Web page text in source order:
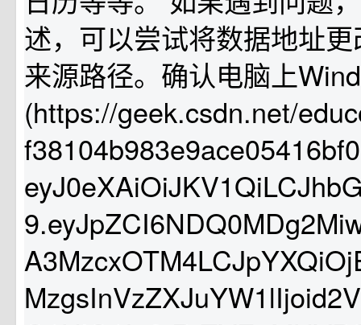
述，可以尝试将数据地址
来源路径。确认电脑上
(https://geek.csdn.net/